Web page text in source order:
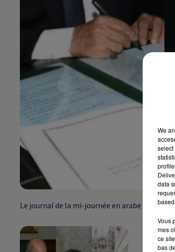
Le journal de la mi-journée en arabe (21
We
data
Vous
mes
ce
bas